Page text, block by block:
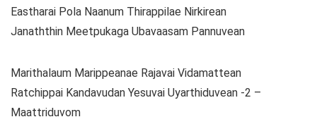
Eastharai Pola Naanum Thirappilae Nirkirean
Janaththin Meetpukaga Ubavaasam Pannuvean
Marithalaum Marippeanae Rajavai Vidamattean
Ratchippai Kandavudan Yesuvai Uyarthiduvean -2 –
Maattriduvom